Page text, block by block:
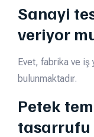
Sanayi
veriyor
Evet, fabrika ve
bulunmaktadır.
Petek
tasarrufu